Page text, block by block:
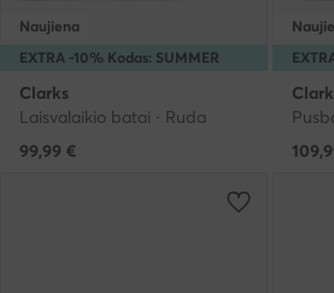
EXTRA -10% Kodas: SUMMER
Naujiena
Clarks
Laisvalaikio batai · Ruda
99,99 €